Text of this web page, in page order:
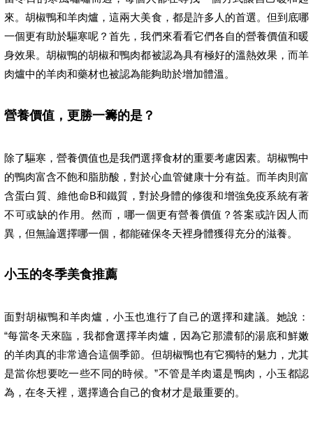
來。胡椒鴨和羊肉爐，這兩大美食，都是許多人的首選。但到底哪
一個更有助於驅寒呢？首先，我們來看看它們各自的營養價值和暖
身效果。胡椒鴨的胡椒和鴨肉都被認為具有極好的溫熱效果，而羊
肉爐中的羊肉和藥材也被認為能夠助於增加體溫。
營養價值，更勝一籌的是？
除了驅寒，營養價值也是我們選擇食材的重要考慮因素。胡椒鴨中
的鴨肉富含不飽和脂肪酸，對於心血管健康十分有益。而羊肉則富
含蛋白質、維他命B和鐵質，對於身體的修復和增強免疫系統有著
不可或缺的作用。然而，哪一個更有營養價值？答案或許因人而
異，但無論選擇哪一個，都能確保冬天裡身體獲得充分的滋養。
小玉的冬季美食推薦
面對胡椒鴨和羊肉爐，小玉也進行了自己的選擇和建議。她說：
“每當冬天來臨，我都會選擇羊肉爐，因為它那濃郁的湯底和鮮嫩
的羊肉真的非常適合這個季節。但胡椒鴨也有它獨特的魅力，尤其
是當你想要吃一些不同的時候。”不管是羊肉還是鴨肉，小玉都認
為，在冬天裡，選擇適合自己的食材才是最重要的。